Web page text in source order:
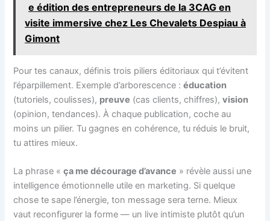
e édition des entrepreneurs de la 3CAG en
visite immersive chez Les Chevalets Despiau à
Gimont
Pour tes canaux, définis trois piliers éditoriaux qui t’évitent
l’éparpillement. Exemple d’arborescence :éducation
(tutoriels, coulisses), preuve (cas clients, chiffres),vision
(opinion, tendances). À chaque publication, coche au
moins un pilier. Tu gagnes en cohérence, tu réduis le bruit,
tu attires mieux.
La phrase «ça me décourage d’avance » révèle aussi une
intelligence émotionnelle utile en marketing. Si quelque
chose te sape l’énergie, ton message sera terne. Mieux
vaut reconfigurer la forme — un live intimiste plutôt qu’un